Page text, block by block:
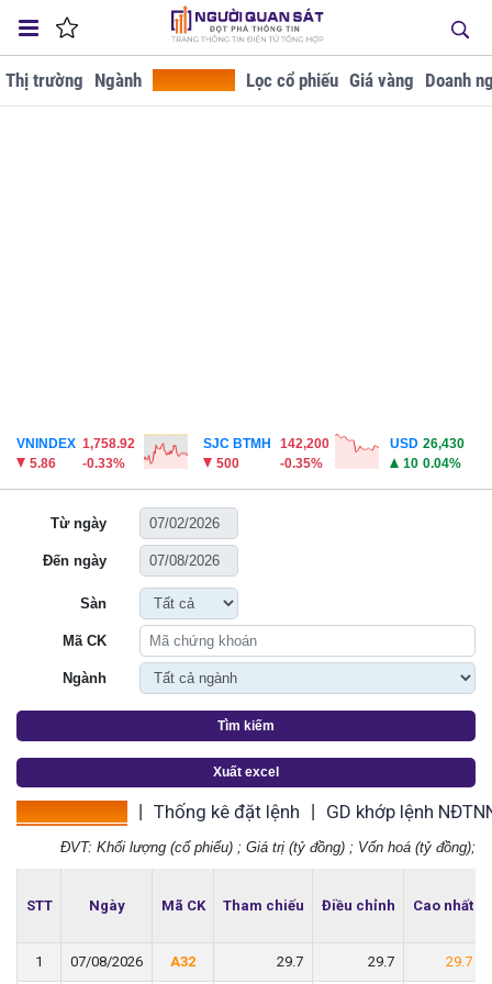
Thị trường Ngành Lọc cổ phiếu Giá vàng Doanh
VNINDEX 1,758.92
5.86
-0.33%
SJC BTMH
142,200
500
-0.35%
USD 26,430
10 0.04%
Từ ngày
Đến ngày
Sàn
Mã CK
Ngành
Tìm kiếm
Xuất excel
Thống kê đặt lệnh GD khớp lệnh
ĐVT: Khối lượng (cổ phiếu) ; Giá trị (tỷ đồng) ; Vốn hoá (tỷ đồng);
STT Ngày Mã CK Tham chiếu Điều chỉnh Cao nhất
1 07/08/2026 A32 29.7 29.7 29.7
STT Ngày Mã CK Tham chiếu Điều chỉnh Cao nhất
1 07/08/2026 A32 29.7 29.7 29.7